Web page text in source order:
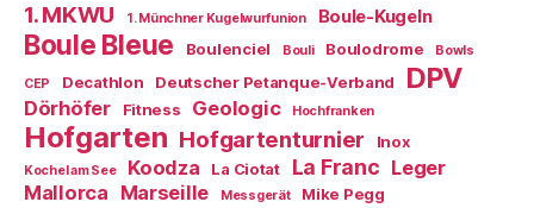
1. MKWU 1. Münchner Kugelwurfunion Boule-Kugeln
Boule Bleue Boulenciel Bouli Boulodrome Bowls
CEP Decathlon Deutscher Petanque-Verband DPV
Dörhöfer Fitness Geologic Hochfranken
Hofgarten Hofgartenturnier Inox
Kochel am See Koodza La Ciotat La Franc Leger
Mallorca Marseille Messgerät Mike Pegg